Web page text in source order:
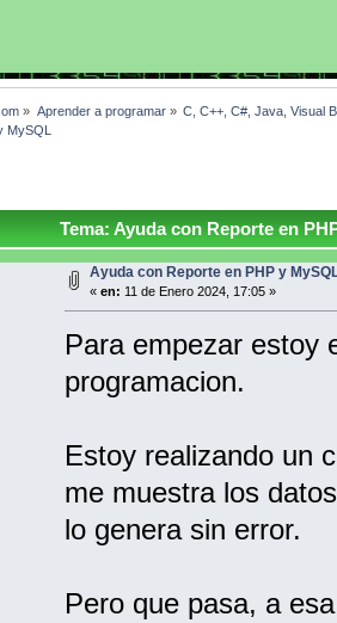
» Aprender a programar» C, C++, C#, Java, Visual
MySQL
Tema: Ayuda con Reporte en
Ayuda con Reporte en PHP y
« en: 11 de Enero 2024, 17:05 »
Para empezar estoy
programacion.
Estoy realizando un
me muestra los
lo genera sin error.
Pero que pasa, a